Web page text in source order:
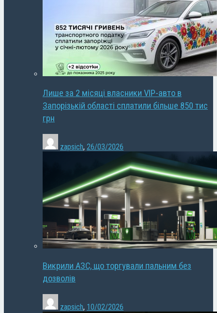
Лише за 2 місяці власники VIP-авто в
Запорізькій області сплатили більше 850 тис
грн
zapsich, 26/03/2026
Викрили АЗС, що торгували пальним без
дозволів
zapsich, 10/02/2026